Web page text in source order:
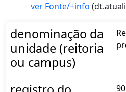
ver Fonte/+info
denominação da
unidade (reitoria
ou campus)